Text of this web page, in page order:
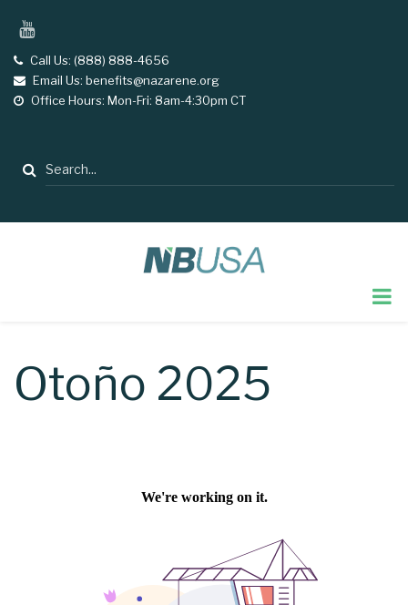
main
content
YouTube
telCall Us: (888) 888-4656
email
Email Us: benefits@nazarene.org
opening
Office Hours: Mon-Fri: 8am-4:30pm CT
Search
Otoño 2025